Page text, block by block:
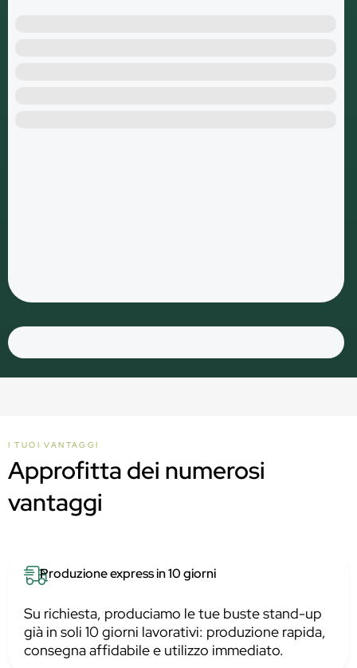
I TUOI VANTAGGI
Approfitta dei numerosi
vantaggi
Produzione express in 10 giorni
Su richiesta, produciamo le tue buste stand-up
già in soli 10 giorni lavorativi: produzione rapida,
consegna affidabile e utilizzo immediato.